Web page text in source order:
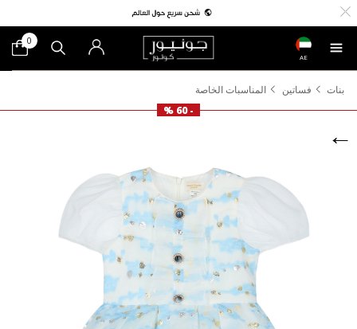
AE
0
بنات فساتين
المناسبات الخاصة
- 60 %